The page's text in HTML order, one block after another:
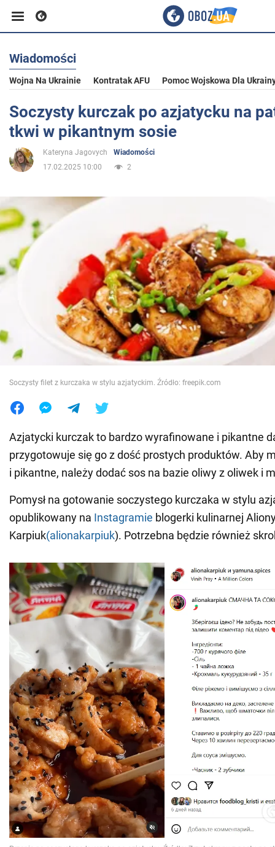
Biznes
Sport
Rozrywka
Polityka
Społeczeństwo
Wojna na Ukrainie
Świat
Jedzenie
Wiadomości
Wojna Na Ukrainie Kontratak AFU Pomoc Wojskowa Dla
Soczysty kurczak po azjatycku na
tkwi w pikantnym sosie
Kateryna Jagovych
Wiadomości
17.02.2025 10:00
2
Soczysty filet z kurczaka w stylu azjatyckim. Źródło: freepik.com
Azjatycki kurczak to bardzo wyrafinowane i pikantne
przygotowuje się go z dość prostych produktów. Aby
i pikantne, należy dodać sos na bazie oliwy z oliwek i
Pomysł na gotowanie soczystego kurczaka w stylu
opublikowany na Instagramie blogerki kulinarnej
Karpiuk(alionakarpiuk). Potrzebna będzie również